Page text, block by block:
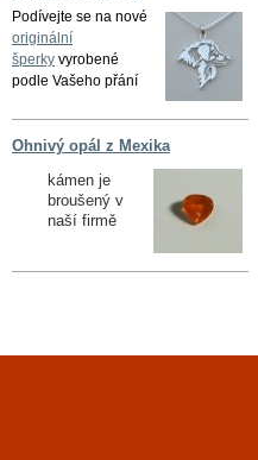
Podívejte se na nové
originální
šperky vyrobené
podle Vašeho přání
Ohnivý opál z Mexika
kámen je
broušený v
naší firmě